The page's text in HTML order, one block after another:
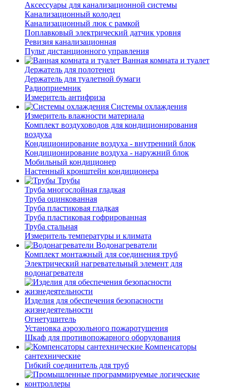
Аксессуары для канализационной системы
Канализационный колодец
Канализационный люк с рамкой
Поплавковый электрический датчик уровня
Ревизия канализационная
Пульт дистанционного управления
Ванная комната и туалет
Держатель для полотенец
Держатель для туалетной бумаги
Радиоприемник
Измеритель антифриза
Системы охлаждения
Измеритель влажности материала
Комплект воздуховодов для кондиционирования
воздуха
Кондиционирование воздуха - внутренний блок
Кондиционирование воздуха - наружний блок
Мобильный кондиционер
Настенный кронштейн кондиционера
Трубы
Труба многослойная гладкая
Труба оцинкованная
Труба пластиковая гладкая
Труба пластиковая гофрированная
Труба стальная
Измеритель температуры и климата
Водонагреватели
Комплект монтажный для соединения труб
Электрический нагревательный элемент для
водонагревателя
Изделия для обеспечения безопасности
жизнедеятельности
Огнетушитель
Установка аэрозольного пожаротушения
Шкаф для противопожарного оборудования
Компенсаторы
сантехнические
Гибкий соединитель для труб